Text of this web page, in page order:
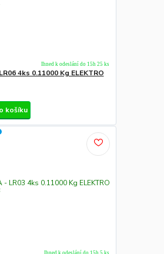
4ks 0.11000 Kg ELEKTRO
Ihned k odeslání do 15h 25 ks
košíku
Ihned k odeslání do 15h 5 ks